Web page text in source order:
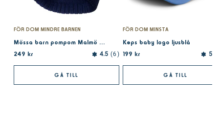
FÖR DOM MINDRE BARNEN
Mössa barn pompom Malmö FF marin
249 kr
4.5 6
GÅ TILL
FÖR DOM MINSTA
Keps baby logo ljusblå
199 kr
5.0
GÅ TILL